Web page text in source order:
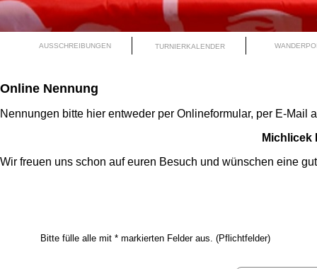
AUSSCHREIBUNGEN TURNIERKALENDER
Online Nennung
Nennungen bitte hier entweder per Onlineformular, per E-
Wir freuen uns schon auf euren Besuch und wünschen eine
Bitte fülle alle mit * markierten Felder aus. (Pflichtfelder)